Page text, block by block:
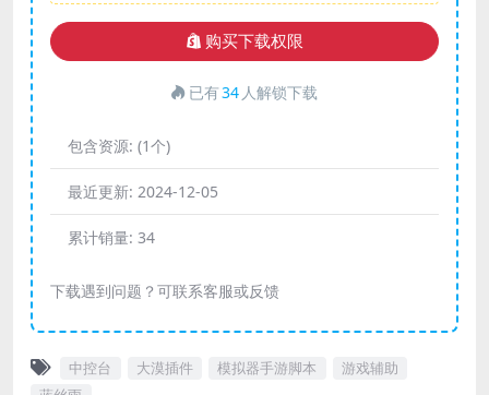
购买下载权限
已有34 人解锁下载
包含资源: (1个)
最近更新: 2024-12-05
累计销量: 34
下载遇到问题？可联系客服或反馈
中控台 大漠插件 模拟器手游脚本
游戏辅助